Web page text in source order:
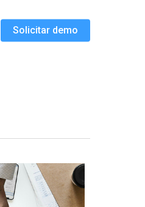
Solicitar demo